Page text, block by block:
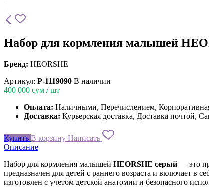
Набор для кормления малышей
Бренд: HEORSHE
Артикул: P-1119090 В наличии
400 000 сум / шт
Оплата: Наличными, Перечислением,
Доставка: Курьерская доставка, Доставка почтой,
Купить В корзину Написать
Описание
Набор для кормления малышей HEORSHE серый — это
предназначен для детей с раннего возраста и включает
изготовлен с учетом детской анатомии и безопасного